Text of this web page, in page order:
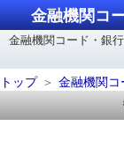
金融機関コ
金融機関コード・銀
トップ
金融機関コ